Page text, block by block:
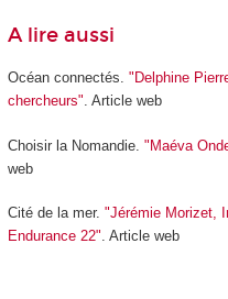
A lire aussi
Océan connectés. "Delphine
chercheurs". Article web
Choisir la Nomandie. "Maéva
web
Cité de la mer. "Jérémie Morizet,
Endurance 22". Article web